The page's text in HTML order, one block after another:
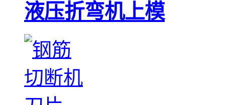
液压折弯机上模